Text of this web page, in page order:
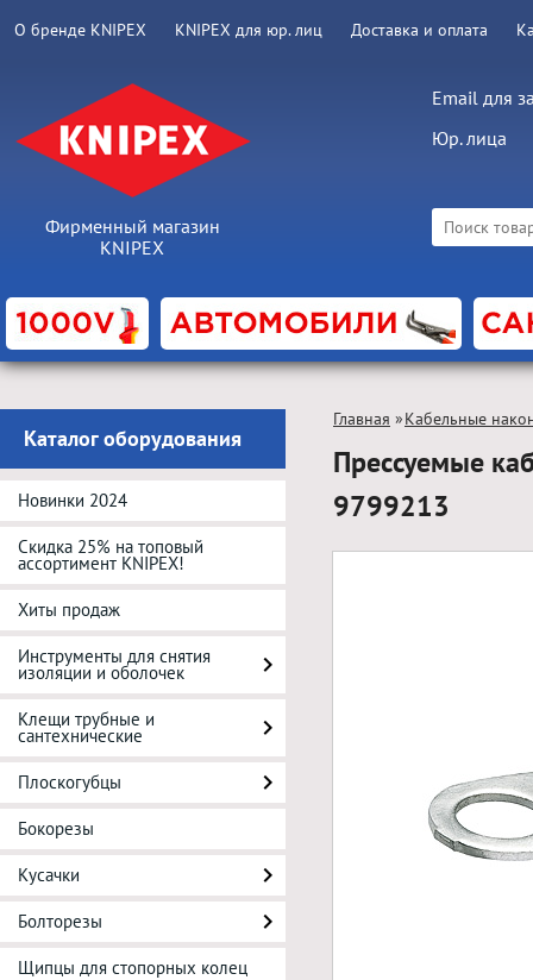
О бренде KNIPEX KNIPEX для юр. лиц Доставка и оплата
Фирменный магазин
KNIPEX
Email для
Юр. лица
Каталог оборудования
Новинки 2024
Скидка 25% на топовый
ассортимент KNIPEX!
Хиты продаж
Инструменты для снятия
изоляции и оболочек
Клещи трубные и
сантехнические
Плоскогубцы
Бокорезы
Кусачки
Болторезы
Щипцы для стопорных колец
Главная »Кабельные
Прессуемые
9799213